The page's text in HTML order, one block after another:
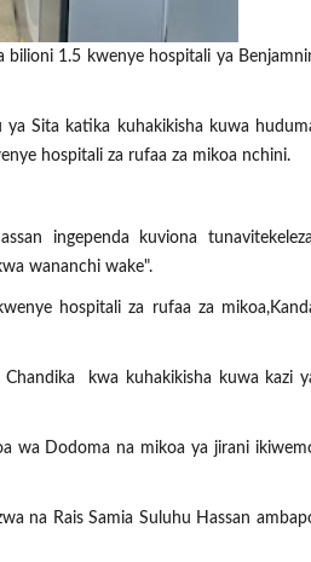
1.5 kwenye hospitali ya
Sita katika kuhakikisha kuwa
hospitali za rufaa za mikoa nchini.
ingependa kuviona
wananchi wake".
hospitali za rufaa za
kwa kuhakikisha kuwa kazi
wa Dodoma na mikoa ya jirani
na Rais Samia Suluhu Hassan